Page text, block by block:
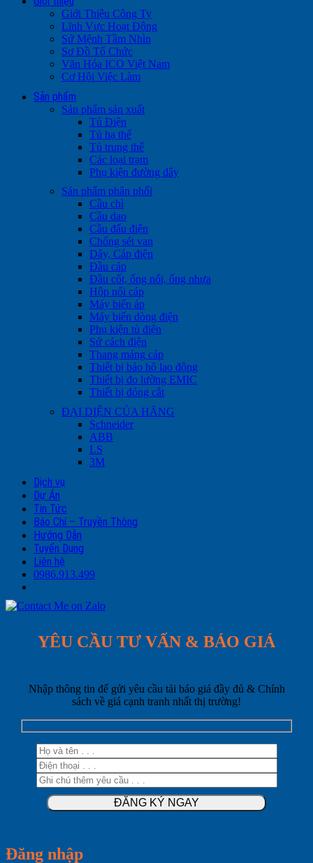
Giới Thiệu Công Ty
Lĩnh Vực Hoạt Động
Sứ Mệnh Tầm Nhìn
Sơ Đồ Tổ Chức
Văn Hóa ICO Việt Nam
Cơ Hội Việc Làm
Sản phẩm
Sản phẩm sản xuất
Tủ Điện
Tủ hạ thế
Tủ trung thế
Các loại trạm
Phụ kiện đường dây
Sản phẩm phân phối
Cầu chì
Cầu dao
Cầu đấu điện
Chống sét van
Dây, Cáp điện
Đầu cáp
Đầu cốt, ống nối, ống nhựa
Hộp nối cáp
Máy biến áp
Máy biến dòng điện
Phụ kiện tủ điện
Sứ cách điện
Thang máng cáp
Thiết bị bảo hộ lao động
Thiết bị đo lường EMIC
Thiết bị đóng cắt
ĐẠI DIỆN CỦA HÃNG
Schneider
ABB
LS
3M
Dịch vụ
Dự Án
Tin Tức
Báo Chí – Truyền Thông
Hướng Dẫn
Tuyển Dụng
Liên hệ
0986.913.499
YÊU CẦU TƯ VẤN & BÁO GIÁ
Nhập thông tin để gửi yêu cầu tải báo giá đầy đủ & Chính
sách về giá cạnh tranh nhất thị trường!
Đăng nhập